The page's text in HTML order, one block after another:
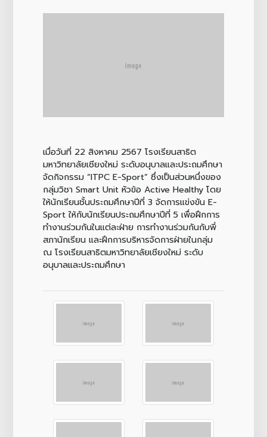
เมื่อวันที่ 22 สิงหาคม 2567 โรงเรียนสาธิต
มหาวิทยาลัยเชียงใหม่ ระดับอนุบาลและประถมศึกษา
จัดกิจกรรม “ITPC E-Sport” ซึ่งเป็นส่วนหนึ่งของ
กลุ่มวิชา Smart Unit หัวข้อ Active Healthy โดย
ให้นักเรียนชั้นประถมศึกษาปีที่ 3 จัดการแข่งขัน E-
Sport ให้กับนักเรียนประถมศึกษาปีที่ 5 เพื่อฝึกการ
ทำงานร่วมกันในแต่ละฝ่าย การทำงานร่วมกันกับพี่
สภานักเรียน และฝึกการบริหารจัดการฝ่ายในกลุ่ม
ณ โรงเรียนสาธิตมหาวิทยาลัยเชียงใหม่ ระดับ
อนุบาลและประถมศึกษา